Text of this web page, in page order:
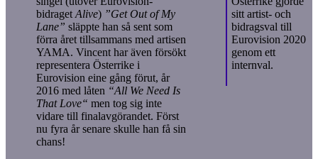
bidragetAlive) ”Get Out of My
Lane” släppte han så sent som
förra året tillsammans med artisen
YAMA. Vincent har även försökt
representera Österrike i
Eurovision eine gång förut, år
2016 med låten “All We Need Is
That Love“ men tog sig inte
vidare till finalavgörandet. Först
nu fyra år senare skulle han få sin
chans!
sitt artist- och
bidragsval till
Eurovision 2020
genom ett
internval.